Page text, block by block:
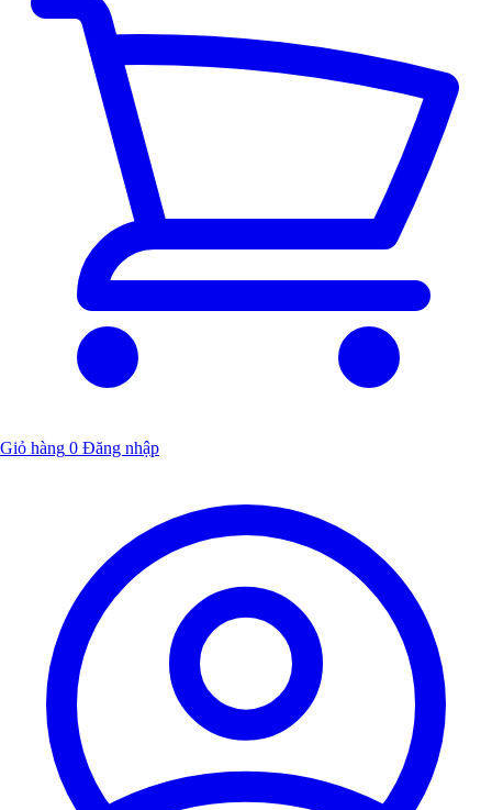
Giỏ hàng 0 Đăng nhập